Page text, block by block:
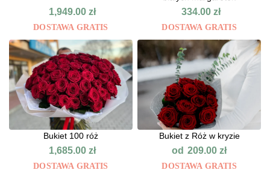
1,949.00zł
DOSTAWA GRATIS
334.00zł
DOSTAWA GRATIS
Bukiet 100 róż
1,685.00zł
DOSTAWA GRATIS
Bukiet z Róż w kryzie
od 209.00zł
DOSTAWA GRATIS